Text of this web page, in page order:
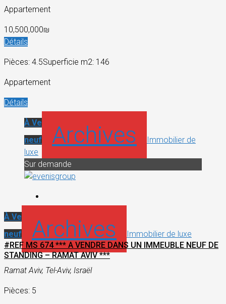
Appartement
10,500,000₪
Détails
Pièces: 4.5Superficie m2: 146
Appartement
Détails
À Vendre
neuf
Archives
Immobilier de
luxe
Sur demande
À Vendre
neuf
Archives
Immobilier de luxe
#REF MS 674 *** A VENDRE DANS UN IMMEUBLE NEUF DE
STANDING – RAMAT AVIV ***
Ramat Aviv, Tel-Aviv, Israël
Pièces: 5